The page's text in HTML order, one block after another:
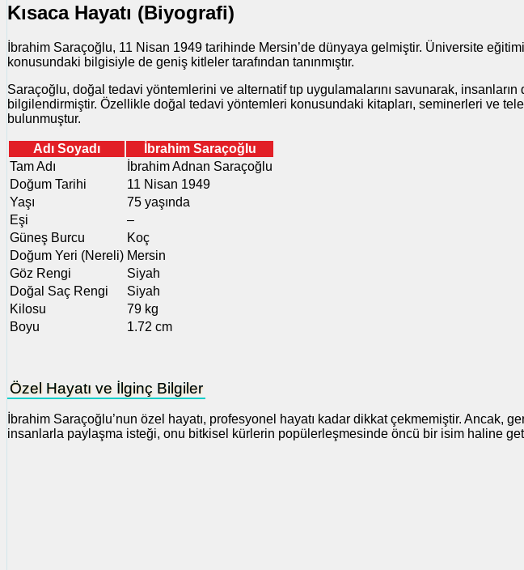
Kısaca Hayatı (Biyografi)
İbrahim Saraçoğlu, 11 Nisan 1949 tarihinde Mersin’de dünyaya gelmiştir. Üniversite
konusundaki bilgisiyle de geniş kitleler tarafından tanınmıştır.
Saraçoğlu, doğal tedavi yöntemlerini ve alternatif tıp uygulamalarını savunarak,
bilgilendirmiştir. Özellikle doğal tedavi yöntemleri konusundaki kitapları, seminerleri ve
bulunmuştur.
Adı Soyadı
İbrahim Saraçoğlu
Tam Adı
İbrahim Adnan Saraçoğlu
Doğum Tarihi
11 Nisan 1949
Yaşı
75 yaşında
Eşi
–
Güneş Burcu
Koç
Doğum Yeri (Nereli) Mersin
Göz Rengi
Siyah
Doğal Saç Rengi
Siyah
Kilosu
79 kg
Boyu
1.72 cm
Özel Hayatı ve İlginç Bilgiler
İbrahim Saraçoğlu’nun özel hayatı, profesyonel hayatı kadar dikkat çekmemiştir. Ancak,
insanlarla paylaşma isteği, onu bitkisel kürlerin popülerleşmesinde öncü bir isim haline